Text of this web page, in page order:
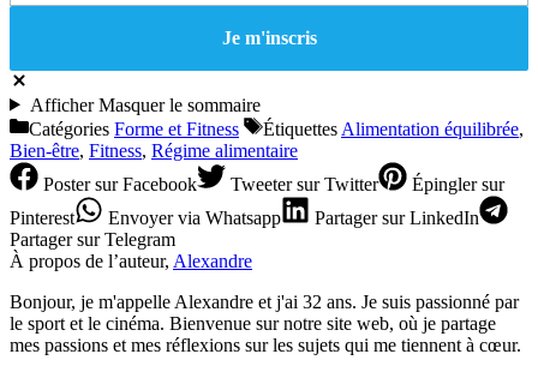
AfficherMasquerle sommaire
Catégories Forme et Fitness Étiquettes Alimentation équilibrée,
Bien-être, Fitness, Régime alimentaire
Postersur Facebook Tweetersur Twitter Épinglersur
Pinterest
Envoyervia Whatsapp Partagersur LinkedIn
Partagersur Telegram
À propos de l’auteur, Alexandre
Bonjour, je m'appelle Alexandre et j'ai 32 ans. Je suis passionné par
le sport et le cinéma. Bienvenue sur notre site web, où je partage
mes passions et mes réflexions sur les sujets qui me tiennent à cœur.